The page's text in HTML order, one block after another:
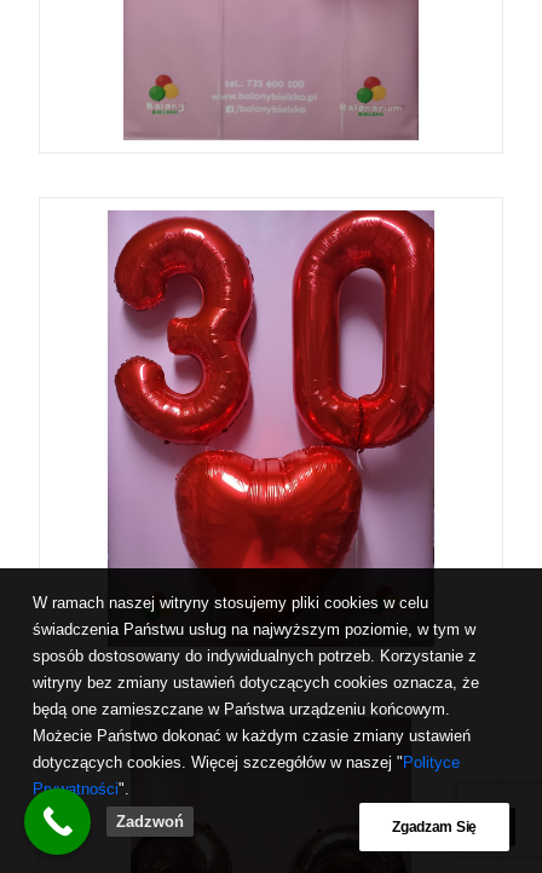
W ramach naszej witryny stosujemy pliki cookies w celu
świadczenia Państwu usług na najwyższym poziomie, w tym w
sposób dostosowany do indywidualnych potrzeb. Korzystanie z
witryny bez zmiany ustawień dotyczących cookies oznacza, że
będą one zamieszczane w Państwa urządzeniu końcowym.
Możecie Państwo dokonać w każdym czasie zmiany ustawień
dotyczących cookies. Więcej szczegółów w naszej " Polityce
Prywatności".
Zgadzam Się
Zadzwoń